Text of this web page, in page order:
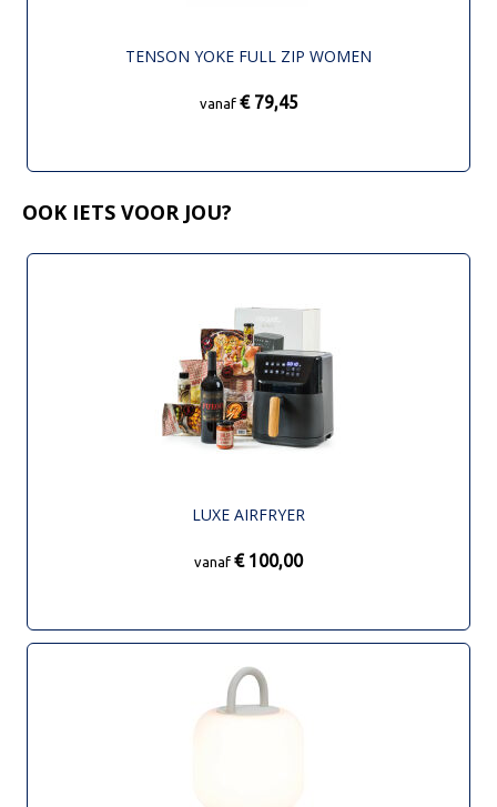
TENSON YOKE FULL ZIP WOMEN
vanaf € 79,45
OOK IETS VOOR JOU?
LUXE AIRFRYER
vanaf € 100,00